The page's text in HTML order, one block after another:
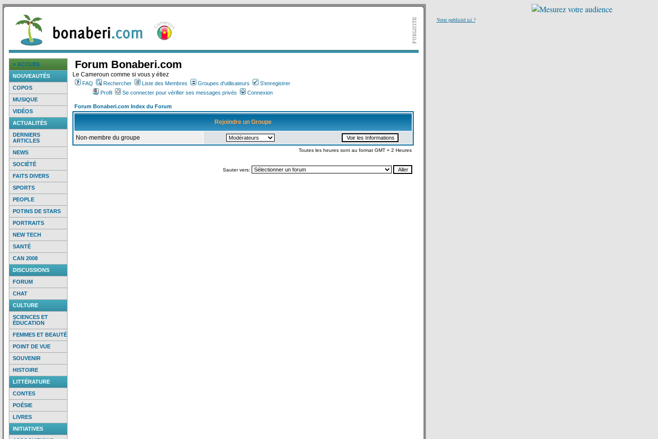
> ACCUEIL
NOUVEAUTÉS
COPOS
MUSIQUE
VIDÉOS
ACTUALITÉS
DERNIERS
ARTICLES
NEWS
SOCIÉTÉ
FAITS DIVERS
SPORTS
PEOPLE
POTINS DE STARS
PORTRAITS
NEW TECH
SANTÉ
CAN 2008
DISCUSSIONS
FORUM
CHAT
CULTURE
SCIENCES ET
ÉDUCATION
FEMMES ET BEAUTÉ
POINT DE VUE
SOUVENIR
HISTOIRE
LITTÉRATURE
CONTES
POÉSIE
LIVRES
INITIATIVES
Forum Bonaberi.com
Le Cameroun comme si vous y étiez
FAQ Rechercher Liste des Membres Groupes d'utilisateurs
S'enregistrer
Profil
Se connecter pour vérifier ses messages privés Connexion
Forum Bonaberi.com Index du Forum
Rejoindre un Groupe
Non-membre du groupe
Toutes les heures sont au format GMT + 2 Heures
Sauter vers:
Votre publicité ici ?